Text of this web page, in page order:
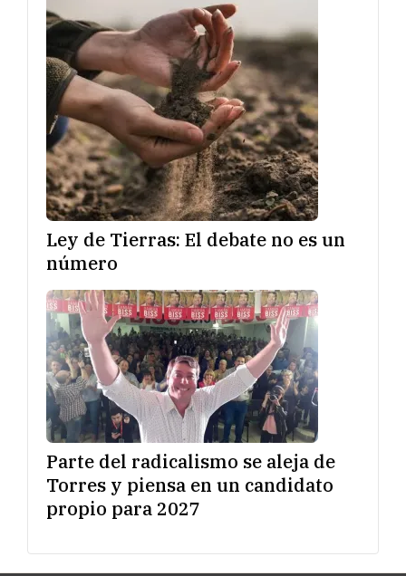
Ley de Tierras: El debate no es un
número
Parte del radicalismo se aleja de
Torres y piensa en un candidato
propio para 2027